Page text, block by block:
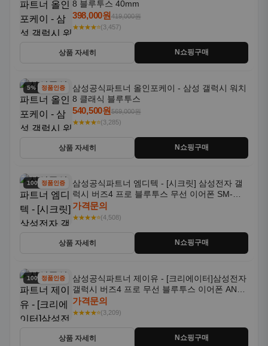
8 블루투스 40mm
398,000원419,000원
★★★★⭐(3,457)
상품 자세히 N쇼핑구매
5% 할인정품인증
삼성공식파트너 올인포케이 - 삼성 갤럭시 워치
8 클래식 블루투스
540,500원569,000원
★★★★⭐(3,285)
상품 자세히 N쇼핑구매
100% 할인
정품인증
삼성공식파트너 엠디텍 - [시크릿] 삼성전자 갤
럭시 버즈4 프로 블루투스 무선 이어폰 SM-
R640N
가격문의
★★★★⭐(4,508)
상품 자세히 N쇼핑구매
100% 할인
정품인증
삼성공식파트너 제이유 - [크리에이터]삼성전자
갤럭시 버즈4 프로 무선 블루투스 이어폰 ANC
SM-R640N
가격문의
★★★★⭐(3,209)
상품 자세히 N쇼핑구매